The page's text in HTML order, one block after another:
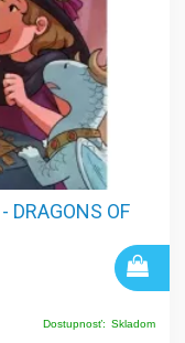
DRAGONS OF
Dostupnosť: Skladom